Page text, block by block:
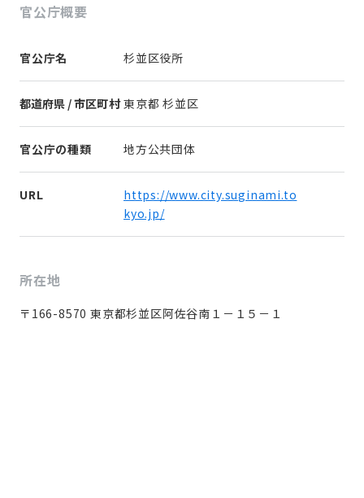
官公庁概要
官公庁名 杉並区役所
都道府県 / 市区町村 東京都 杉並区
官公庁の種類 地方公共団体
URL
https://www.city.suginami.to
kyo.jp/
所在地
〒166-8570 東京都杉並区阿佐谷南１－１５－１